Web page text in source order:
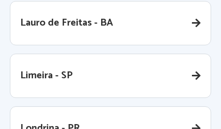
Lauro de Freitas - BA
Limeira - SP